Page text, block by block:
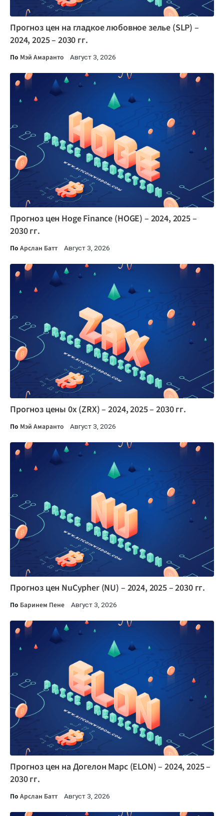
Прогноз цен на гладкое любовное зелье (SLP) –
2024, 2025 – 2030 гг.
По Мэй Амаранто Август 3, 2026
Прогноз цен Hoge Finance (HOGE) – 2024, 2025 –
2030 гг.
По Арслан Батт Август 3, 2026
Прогноз цены 0x (ZRX) – 2024, 2025 – 2030 гг.
По Мэй Амаранто Август 3, 2026
Прогноз цен NuCypher (NU) – 2024, 2025 – 2030 гг.
По Баринем Пене Август 3, 2026
Прогноз цен на Догелон Марс (ELON) – 2024, 2025 –
2030 гг.
По Арслан Батт Август 3, 2026